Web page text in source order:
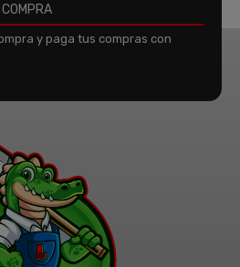
y paga tus compras con